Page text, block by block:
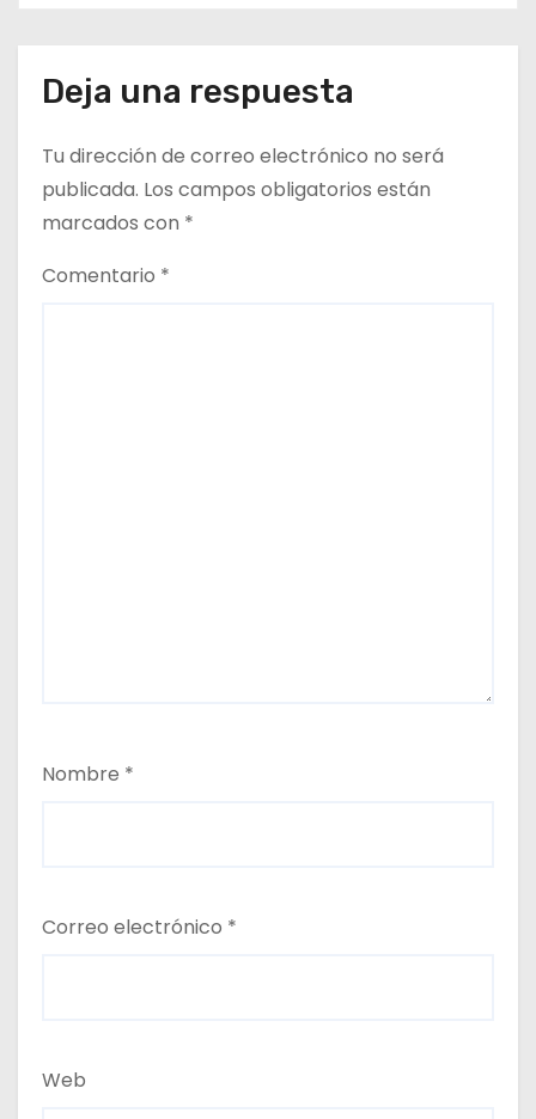
t
a
d
a
Deja una respuesta
Tu dirección de correo electrónico no será
publicada. Los campos obligatorios están
marcados con *
Comentario *
Nombre *
Correo electrónico *
Web